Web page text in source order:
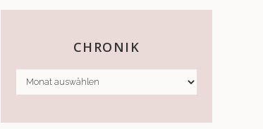
CHRONIK
CHRONIK